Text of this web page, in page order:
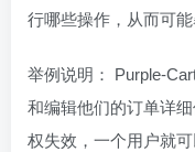
行哪些操作，从而可能
举例说明： Purple-
和编辑他们的订单详
权失效，一个用户就